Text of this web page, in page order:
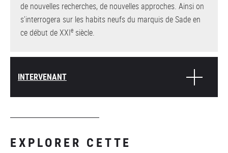
de nouvelles recherches, de nouvelles approches. Ainsi on
s’interrogera sur les habits neufs du marquis de Sade en
ce début de XXIe siècle.
INTERVENANT
EXPLORER CETTE